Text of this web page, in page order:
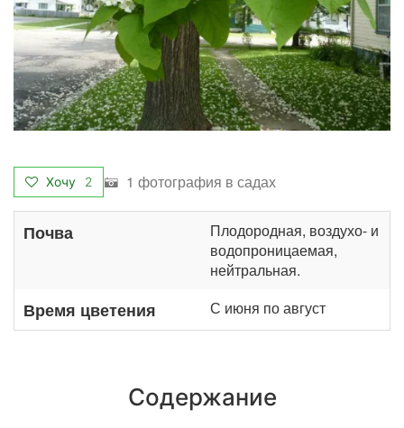
Хочу 2 1 фотография в садах
Почва
Плодородная, воздухо- и
водопроницаемая,
нейтральная.
Время цветения С июня по август
Содержание